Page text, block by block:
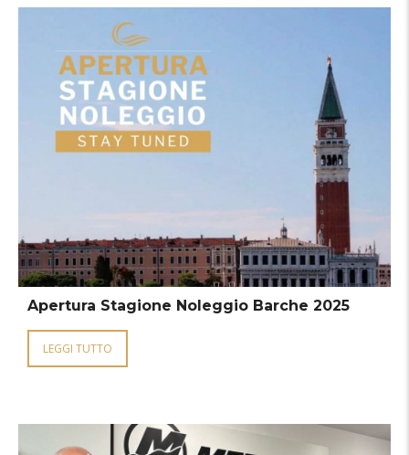
Apertura Stagione Noleggio Barche 2025
LEGGI TUTTO